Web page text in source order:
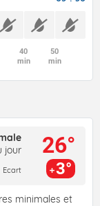
40
min
50
min
jour
Ecart
26°
3°
minimales et